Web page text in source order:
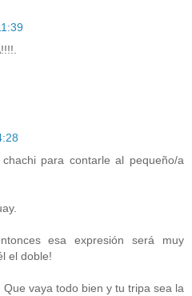
para contarle al pequeño/a
esa expresión será muy
el doble!
vaya todo bien y tu tripa sea la